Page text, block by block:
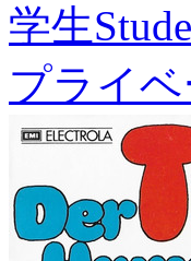
学生
プライ